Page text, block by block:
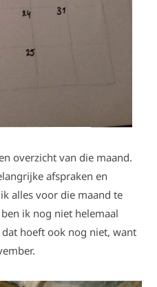
overzicht van die maand.
afspraken en
alles voor die maand te
ik nog niet helemaal
hoeft ook nog niet, want